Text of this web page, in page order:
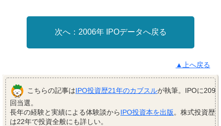
2006年 IPOデータへ戻る
▲上へ戻る
こちらの記事はIPO投資歴21年のカブスルが執筆。IPOに209
回当選。
長年の経験と実績による体験談からIPO投資本を出版。株式投資歴
は22年で投資全般にも詳しい。